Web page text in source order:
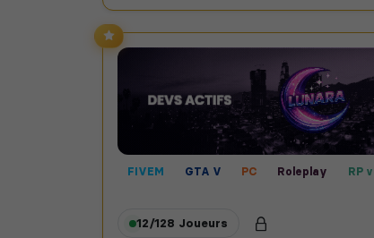
FIVEM GTA V PC Roleplay RP
12/128 Joueurs